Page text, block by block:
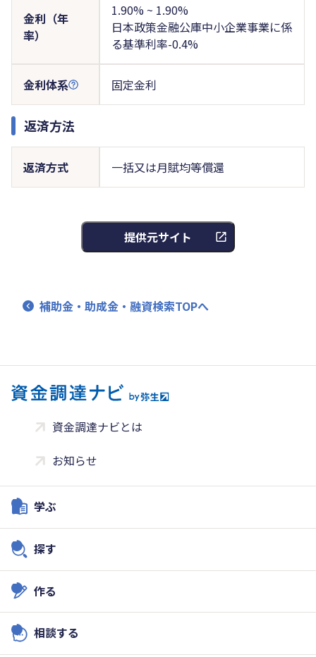
金利（年
率）
1.90% ~ 1.90%
日本政策金融公庫中小企業事業に係
る基準利率-0.4%
金利体系 固定金利
返済方法
返済方式 一括又は月賦均等償還
提供元サイト
補助金・助成金・融資検索TOPへ
資金調達ナビとは
お知らせ
学ぶ
探す
作る
相談する